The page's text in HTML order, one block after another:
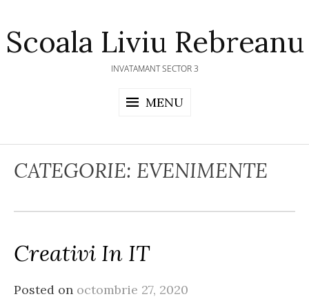
to
content
Scoala Liviu Rebreanu
INVATAMANT SECTOR 3
MENU
CATEGORIE: EVENIMENTE
Creativi In IT
Posted on octombrie 27, 2020